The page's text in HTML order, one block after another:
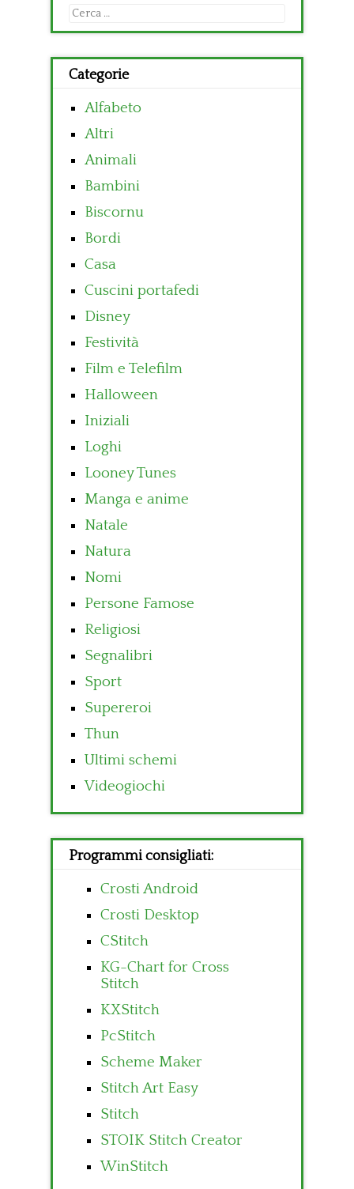
Ricerca
per:
Categorie
Alfabeto
Altri
Animali
Bambini
Biscornu
Bordi
Casa
Cuscini portafedi
Disney
Festività
Film e Telefilm
Halloween
Iniziali
Loghi
Looney Tunes
Manga e anime
Natale
Natura
Nomi
Persone Famose
Religiosi
Segnalibri
Sport
Supereroi
Thun
Ultimi schemi
Videogiochi
Programmi consigliati:
Crosti Android
Crosti Desktop
CStitch
KG-Chart for Cross
Stitch
KXStitch
PcStitch
Scheme Maker
Stitch Art Easy
Stitch
STOIK Stitch Creator
WinStitch